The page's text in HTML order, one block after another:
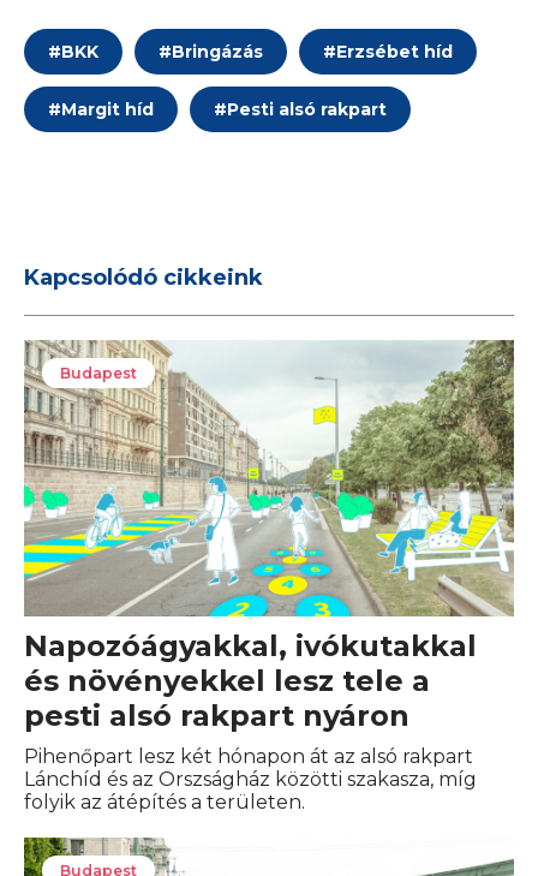
#BKK #Bringázás #Erzsébet híd
#Margit híd #Pesti alsó rakpart
Kapcsolódó cikkeink
Budapest
Napozóágyakkal, ivókutakkal
és növényekkel lesz tele a
pesti alsó rakpart nyáron
Pihenőpart lesz két hónapon át az alsó rakpart
Lánchíd és az Orszságház közötti szakasza, míg
folyik az átépítés a területen.
Budapest